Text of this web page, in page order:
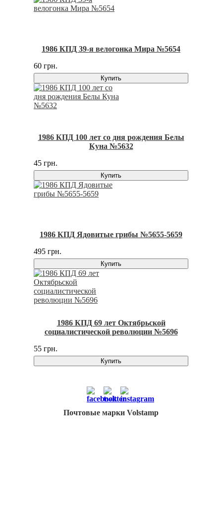
1986 КПД 39-я велогонка Мира №5654
60 грн.
Купить
1986 КПД 100 лет со дня рождения Белы
Куна №5632
45 грн.
Купить
1986 КПД Ядовитые грибы №5655-5659
495 грн.
Купить
1986 КПД 69 лет Октябрьской
социалистической революции №5696
55 грн.
Купить
Почтовые марки Volstamp